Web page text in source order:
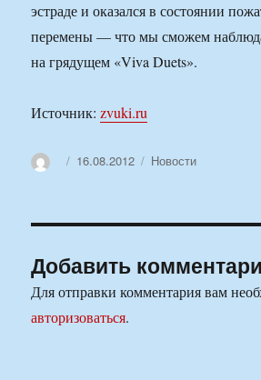
эстраде и оказался в состоянии
перемены — что мы сможем
на грядущем «Viva Duets».
Источник:zvuki.ru
АвторОпубликовано
16.08.2012 Рубрики
Новости
Добавить
Для отправки комментария вам
авторизоваться.